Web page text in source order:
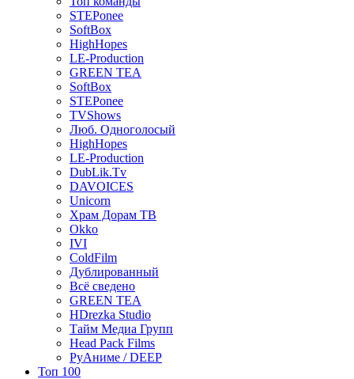
STEPonee
SoftBox
HighHopes
LE-Production
GREEN TEA
SoftBox
STEPonee
TVShows
Люб. Одноголосый
HighHopes
LE-Production
DubLik.Tv
DAVOICES
Unicorn
Храм Дорам ТВ
Okko
IVI
ColdFilm
Дублированный
Всё сведено
GREEN TEA
HDrezka Studio
Тайм Медиа Групп
Head Pack Films
РуАниме / DEEP
Топ 100